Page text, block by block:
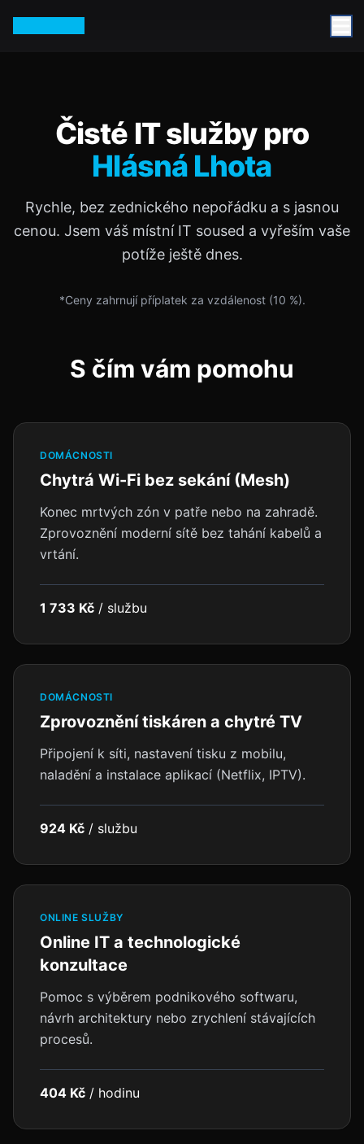
Čisté IT služby pro
Hlásná Lhota
Rychle, bez zednického nepořádku a s jasnou
cenou. Jsem váš místní IT soused a vyřeším vaše
potíže ještě dnes.
*Ceny zahrnují příplatek za vzdálenost (10 %).
S čím vám pomohu
DOMÁCNOSTI
Chytrá Wi-Fi bez sekání (Mesh)
Konec mrtvých zón v patře nebo na zahradě.
Zprovoznění moderní sítě bez tahání kabelů a
vrtání.
1 733 Kč / službu
DOMÁCNOSTI
Zprovoznění tiskáren a chytré TV
Připojení k síti, nastavení tisku z mobilu,
naladění a instalace aplikací (Netflix, IPTV).
924 Kč / službu
ONLINE SLUŽBY
Online IT a technologické
konzultace
Pomoc s výběrem podnikového softwaru,
návrh architektury nebo zrychlení stávajících
procesů.
404 Kč / hodinu